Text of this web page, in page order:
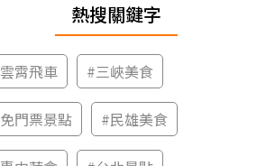
熱搜關鍵字
雲霄飛車 #三峽美食
免門票景點 #民雄美食